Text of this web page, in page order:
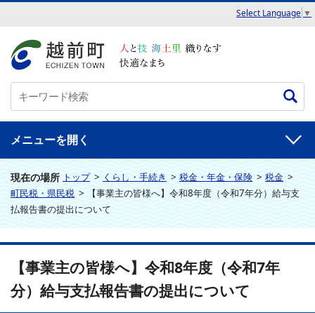
Select Language ▼
メニュー
現在の場所 トップ>くらし・手続き>税金・年金・保険>税金>
町民税・県民税>【事業主の皆様へ】令和8年度（令和7年分）給与支
払報告書の提出について
【事業主の皆様へ】令和8年度（令和7年
分）給与支払報告書の提出について